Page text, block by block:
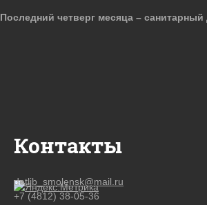
Контакты
detlib_smolensk@mail.ru
+7 (4812) 38-05-36
Последний четверг месяца – санитарный